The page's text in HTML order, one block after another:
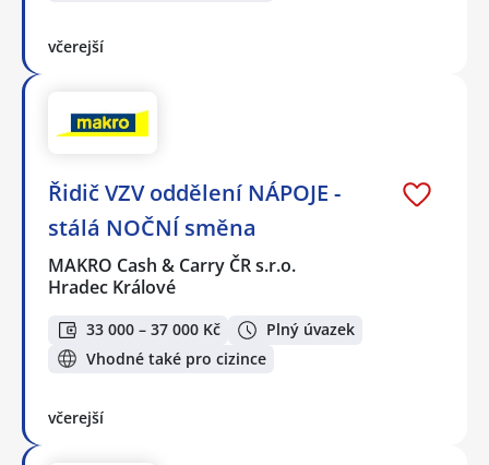
včerejší
Řidič VZV oddělení NÁPOJE -
stálá NOČNÍ směna
MAKRO Cash & Carry ČR s.r.o.
Hradec Králové
33 000 – 37 000 Kč
Plný úvazek
Vhodné také pro cizince
včerejší